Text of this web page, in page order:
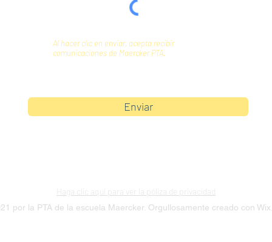
Al hacer clic en enviar, acepta recibir
comunicaciones de Maercker PTA.
Enviar
Haga clic aquí para ver la póliza de privacidad
por la PTA de la escuela Maercker. Orgullosamente creado con